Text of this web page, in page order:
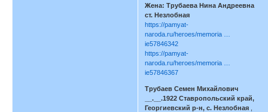
Жена: Трубаева Нина Андреевна
ст. Незлобная
https://pamyat-
naroda.ru/heroes/memoria …
ie57846342
https://pamyat-
naroda.ru/heroes/memoria …
ie57846367
Трубаев Семен Михайлович
__.__.1922 Ставропольский край,
Георгиевский р-н, с. Незлобная